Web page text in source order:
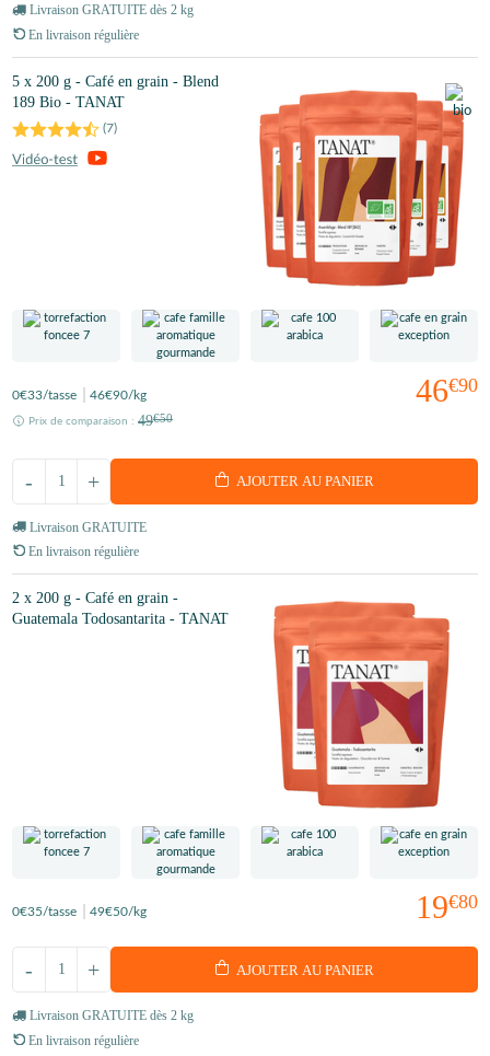
Livraison GRATUITE dès 2 kg
En livraison régulière
5 x 200 g - Café en grain - Blend
189 Bio - TANAT
(7)
46€90
0€33/tasse 46€90/kg
Prix de comparaison : 49€50
+
- AJOUTER AU PANIER
Livraison GRATUITE
En livraison régulière
2 x 200 g - Café en grain -
Guatemala Todosantarita - TANAT
19€80
0€35/tasse 49€50/kg
+
- AJOUTER AU PANIER
Livraison GRATUITE dès 2 kg
En livraison régulière